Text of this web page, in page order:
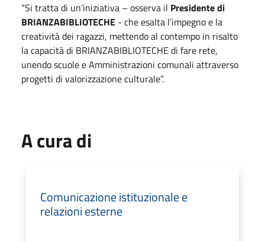
“Si tratta di un’iniziativa – osserva il Presidente di
BRIANZABIBLIOTECHE - che esalta l’impegno e la
creatività dei ragazzi, mettendo al contempo in risalto
la capacità di BRIANZABIBLIOTECHE di fare rete,
unendo scuole e Amministrazioni comunali attraverso
progetti di valorizzazione culturale”.
A cura di
Comunicazione istituzionale e
relazioni esterne